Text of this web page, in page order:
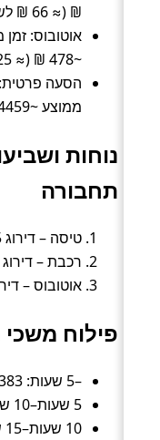
₪ (≈ 66 ₪ לשעה).
~478 ₪ (≈ 25 ₪ לשעה).
ממוצע ~4459 ₪ (≈ 483 ₪ לשעה).
נוחות
תחבורה
טיסה – דירוג 4.74/5 (57 חוות דעת).
רכבת – דירוג 4.7/5 (779 חוות דעת).
אוטובוס – דירוג 1/5 (16 חוות
פילוח משכי
–5 שעות: 1,383 נסיעות (כ־57%).
5 שעות–10 שעות: 573 נסיעות (כ־23%).
10 שעות–15 שעות: 152 נסיעות (כ־6%).